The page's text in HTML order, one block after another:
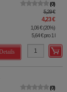
0
5,29 €
4,23 €
1,06 €(20%)
5,64 €pro 1 l
Details
0